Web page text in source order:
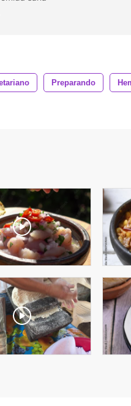
Preparando